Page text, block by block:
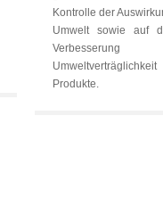
Kontrolle der
Umwelt sowie auf
Produkte.